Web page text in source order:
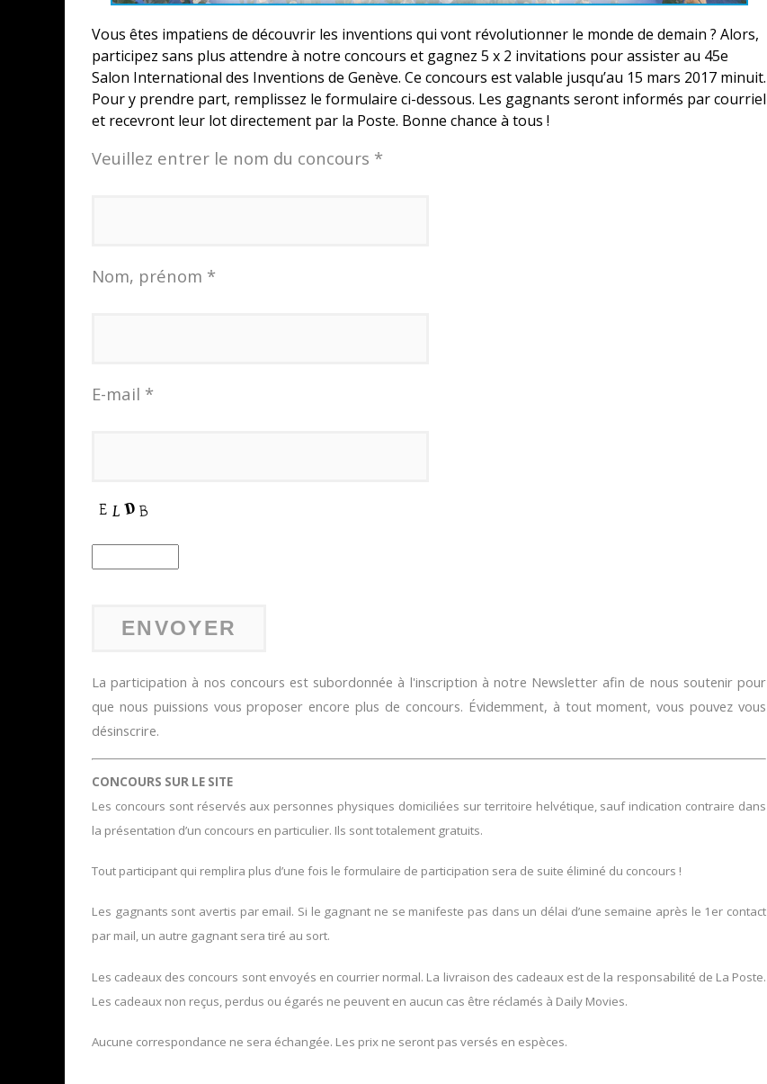
Vous êtes impatiens de découvrir les inventions qui vont révolutionner le monde de demain ? Alors,
participez sans plus attendre à notre concours et gagnez 5 x 2 invitations pour assister au 45e
Salon International des Inventions de Genève. Ce concours est valable jusqu’au 15 mars 2017 minuit.
Pour y prendre part, remplissez le formulaire ci-dessous. Les gagnants seront informés par courriel
et recevront leur lot directement par la Poste. Bonne chance à tous !
Veuillez entrer le nom du concours *
Nom, prénom *
E-mail *
La participation à nos concours est subordonnée à l'inscription à notre Newsletter afin de nous soutenir pour
que nous puissions vous proposer encore plus de concours. Évidemment, à tout moment, vous pouvez vous
désinscrire.
CONCOURS SUR LE SITE
Les concours sont réservés aux personnes physiques domiciliées sur territoire helvétique, sauf indication contraire dans
la présentation d’un concours en particulier. Ils sont totalement gratuits.
Tout participant qui remplira plus d’une fois le formulaire de participation sera de suite éliminé du concours !
Les gagnants sont avertis par email. Si le gagnant ne se manifeste pas dans un délai d’une semaine après le 1er contact
par mail, un autre gagnant sera tiré au sort.
Les cadeaux des concours sont envoyés en courrier normal. La livraison des cadeaux est de la responsabilité de La Poste.
Les cadeaux non reçus, perdus ou égarés ne peuvent en aucun cas être réclamés à Daily Movies.
Aucune correspondance ne sera échangée. Les prix ne seront pas versés en espèces.